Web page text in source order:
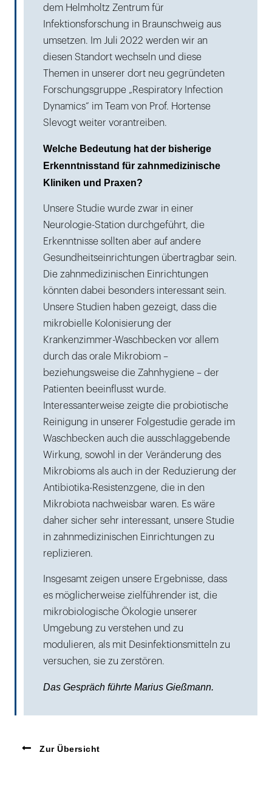
dem Helmholtz Zentrum für
Infektionsforschung in Braunschweig aus
umsetzen. Im Juli 2022 werden wir an
diesen Standort wechseln und diese
Themen in unserer dort neu gegründeten
Forschungsgruppe „Respiratory Infection
Dynamics“ im Team von Prof. Hortense
Slevogt weiter vorantreiben.
Welche Bedeutung hat der bisherige
Erkenntnisstand für zahnmedizinische
Kliniken und Praxen?
Unsere Studie wurde zwar in einer
Neurologie-Station durchgeführt, die
Erkenntnisse sollten aber auf andere
Gesundheitseinrichtungen übertragbar sein.
Die zahnmedizinischen Einrichtungen
könnten dabei besonders interessant sein.
Unsere Studien haben gezeigt, dass die
mikrobielle Kolonisierung der
Krankenzimmer-Waschbecken vor allem
durch das orale Mikrobiom –
beziehungsweise die Zahnhygiene – der
Patienten beeinflusst wurde.
Interessanterweise zeigte die probiotische
Reinigung in unserer Folgestudie gerade im
Waschbecken auch die ausschlaggebende
Wirkung, sowohl in der Veränderung des
Mikrobioms als auch in der Reduzierung der
Antibiotika-Resistenzgene, die in den
Mikrobiota nachweisbar waren. Es wäre
daher sicher sehr interessant, unsere Studie
in zahnmedizinischen Einrichtungen zu
replizieren.
Insgesamt zeigen unsere Ergebnisse, dass
es möglicherweise zielführender ist, die
mikrobiologische Ökologie unserer
Umgebung zu verstehen und zu
modulieren, als mit Desinfektionsmitteln zu
versuchen, sie zu zerstören.
Das Gespräch führte Marius Gießmann.
Zur Übersicht